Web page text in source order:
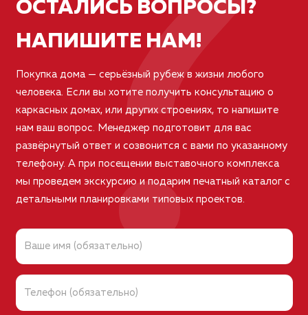
ОСТАЛИСЬ ВОПРОСЫ?
НАПИШИТЕ НАМ!
Покупка дома — серьёзный рубеж в жизни любого
человека. Если вы хотите получить консультацию о
каркасных домах, или других строениях, то напишите
нам ваш вопрос. Менеджер подготовит для вас
развёрнутый ответ и созвонится с вами по указанному
телефону. А при посещении выставочного комплекса
мы проведем экскурсию и подарим печатный каталог с
детальными планировками типовых проектов.